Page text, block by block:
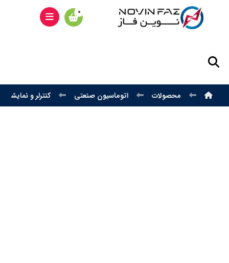
محصولات اتوماسیون صنعتی کنترلر و نمایشگر